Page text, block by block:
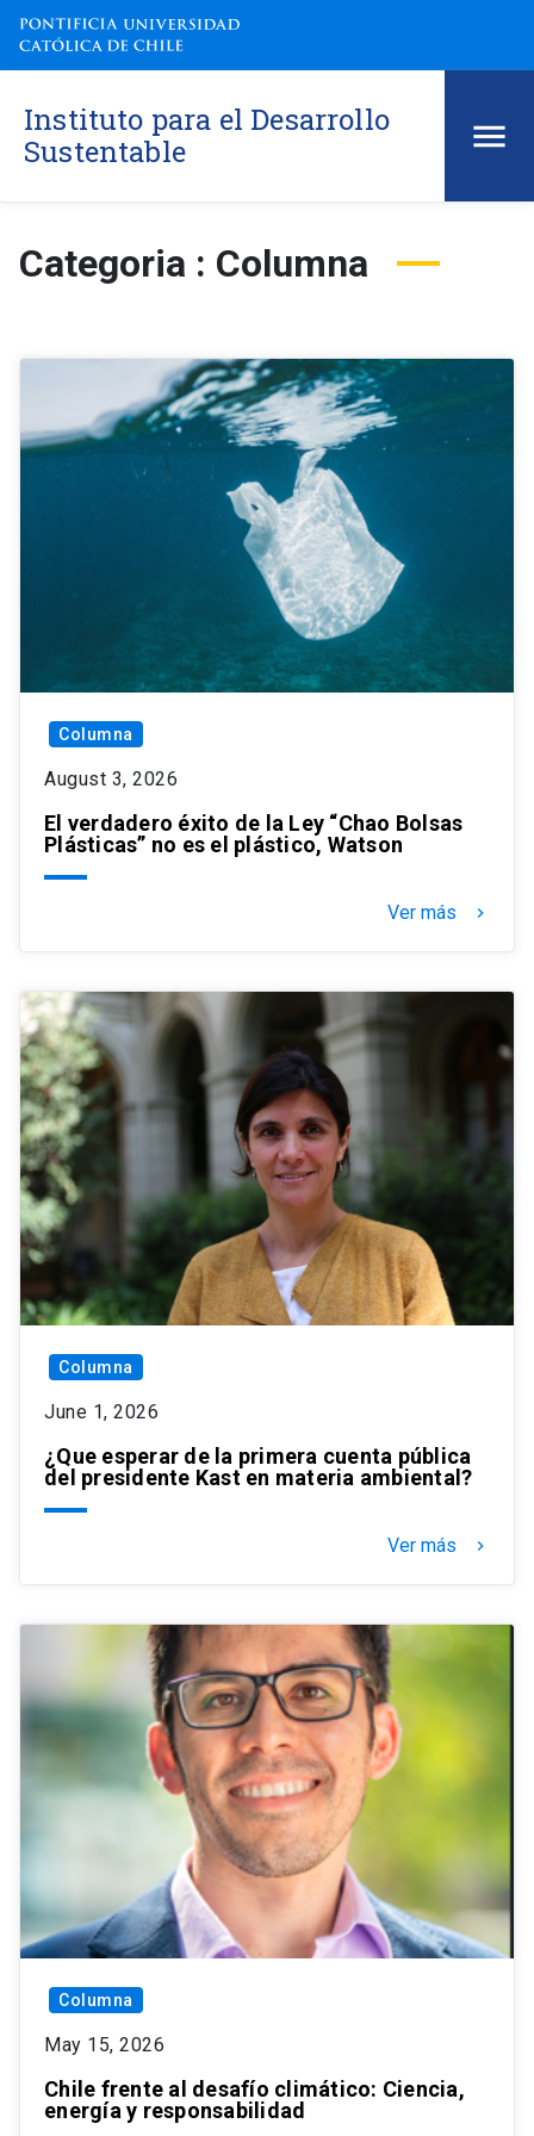
Instituto para el Desarrollo
Sustentable
Categoria : Columna
Columna
August 3, 2026
El verdadero éxito de la Ley “Chao Bolsas
Plásticas” no es el plástico, Watson
Ver más keyboard_arrow_right
Columna
June 1, 2026
¿Que esperar de la primera cuenta pública
del presidente Kast en materia ambiental?
Ver más keyboard_arrow_right
Columna
May 15, 2026
Chile frente al desafío climático: Ciencia,
energía y responsabilidad